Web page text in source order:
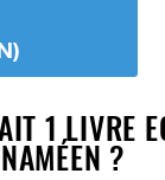
1 LIVRE
?